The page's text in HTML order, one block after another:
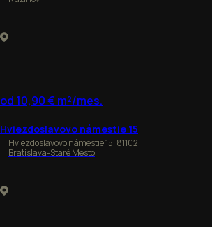
od 10,90 € m²/mes.
Hviezdoslavovo námestie 15
Hviezdoslavovo námestie 15, 81102
Bratislava-Staré Mesto